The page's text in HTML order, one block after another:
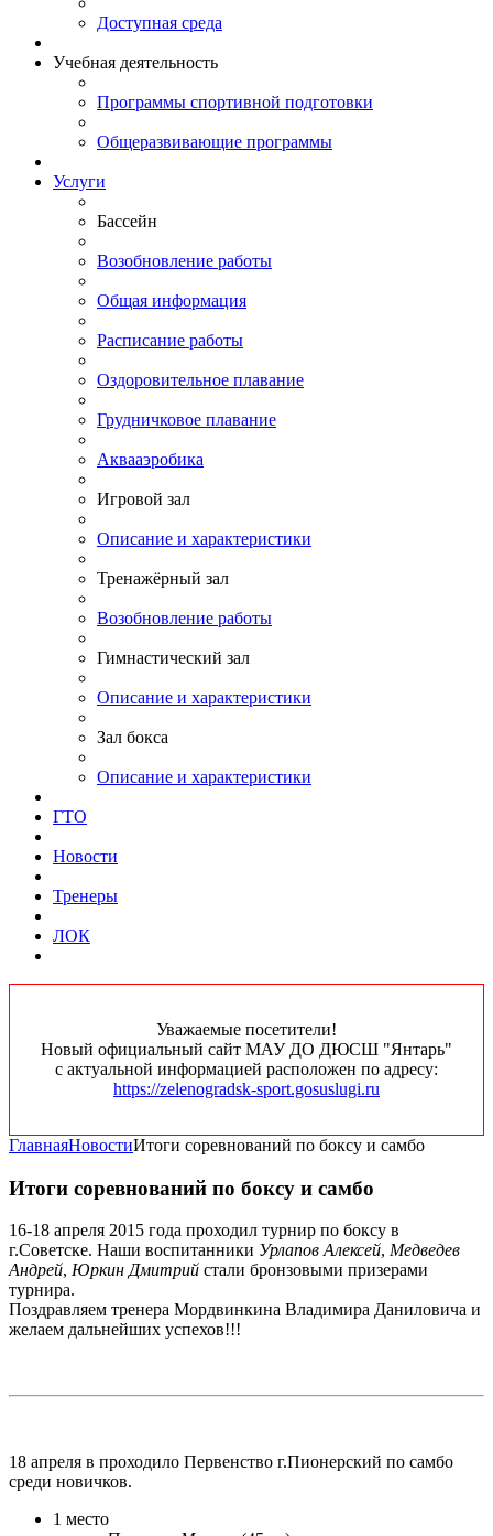
Доступная среда
Учебная деятельность
Программы спортивной подготовки
Общеразвивающие программы
Услуги
Бассейн
Возобновление работы
Общая информация
Расписание работы
Оздоровительное плавание
Грудничковое плавание
Аквааэробика
Игровой зал
Описание и характеристики
Тренажёрный зал
Возобновление работы
Гимнастический зал
Описание и характеристики
Зал бокса
Описание и характеристики
ГТО
Новости
Тренеры
ЛОК
Уважаемые посетители!
Новый официальный сайт МАУ ДО ДЮСШ "Янтарь"
с актуальной информацией расположен по адресу:
https://zelenogradsk-sport.gosuslugi.ru
ГлавнаяНовостиИтоги соревнований по боксу и самбо
Итоги соревнований по боксу и самбо
16-18 апреля 2015 года проходил турнир по боксу в
г.Советске. Наши воспитанники Урлапов Алексей, Медведев
Андрей, Юркин Дмитрий стали бронзовыми призерами
турнира.
Поздравляем тренера Мордвинкина Владимира Даниловича и
желаем дальнейших успехов!!!
18 апреля в проходило Первенство г.Пионерский по самбо
среди новичков.
1 место